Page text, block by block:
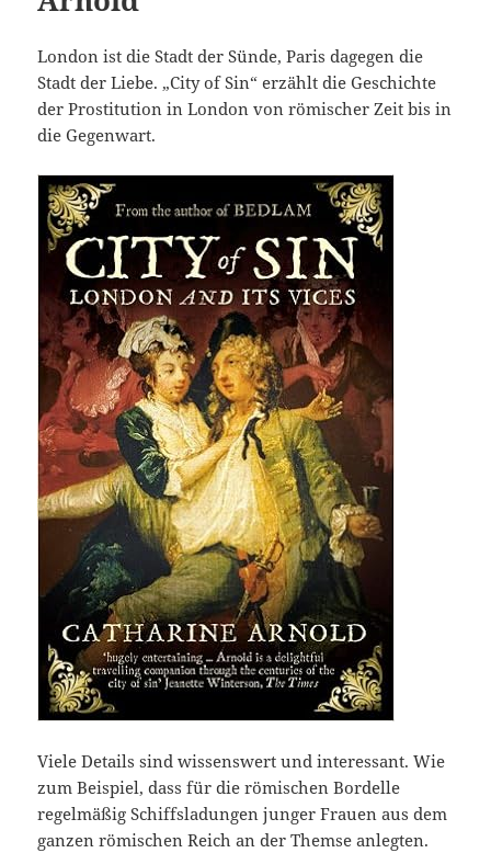
London ist die Stadt der Sünde, Paris dagegen die
Stadt der Liebe. „City of Sin“ erzählt die Geschichte
der Prostitution in London von römischer Zeit bis in
die Gegenwart.
Viele Details sind wissenswert und interessant. Wie
zum Beispiel, dass für die römischen Bordelle
regelmäßig Schiffsladungen junger Frauen aus dem
ganzen römischen Reich an der Themse anlegten.